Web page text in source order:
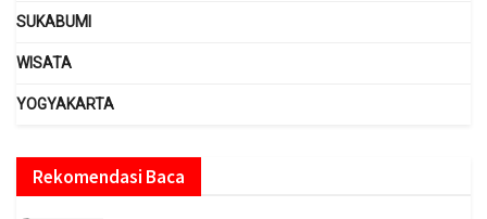
SUKABUMI
WISATA
YOGYAKARTA
Rekomendasi Baca